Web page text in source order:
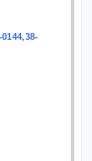
0144,38-